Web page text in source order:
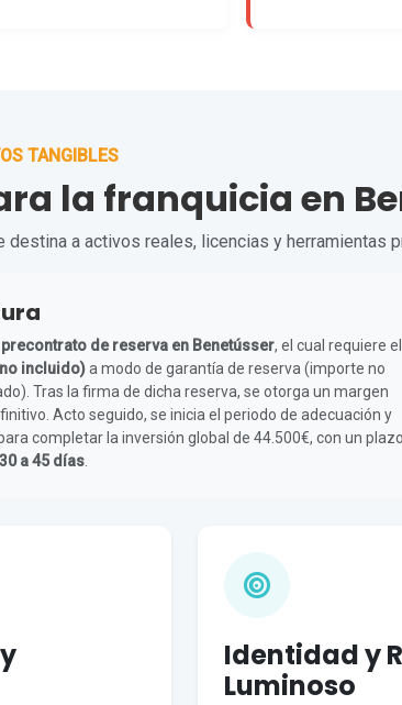
TANGIBLES
la franquicia en
a activos reales, licencias y herramientas
precontrato de reserva en Benetússer, el cual requiere el
no incluido)a modo de garantía de reserva (importe no
Tras la firma de dicha reserva, se otorga un margen
Acto seguido, se inicia el periodo de adecuación y
completar la inversión global de 44.500€, con un plazo
30 a 45 días
Identidad y
Luminoso